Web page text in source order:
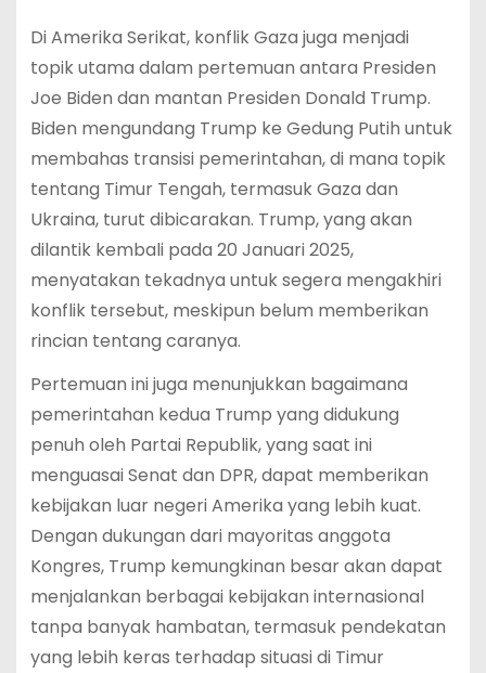
Di Amerika Serikat, konflik Gaza juga menjadi
topik utama dalam pertemuan antara Presiden
Joe Biden dan mantan Presiden Donald Trump.
Biden mengundang Trump ke Gedung Putih untuk
membahas transisi pemerintahan, di mana topik
tentang Timur Tengah, termasuk Gaza dan
Ukraina, turut dibicarakan. Trump, yang akan
dilantik kembali pada 20 Januari 2025,
menyatakan tekadnya untuk segera mengakhiri
konflik tersebut, meskipun belum memberikan
rincian tentang caranya.
Pertemuan ini juga menunjukkan bagaimana
pemerintahan kedua Trump yang didukung
penuh oleh Partai Republik, yang saat ini
menguasai Senat dan DPR, dapat memberikan
kebijakan luar negeri Amerika yang lebih kuat.
Dengan dukungan dari mayoritas anggota
Kongres, Trump kemungkinan besar akan dapat
menjalankan berbagai kebijakan internasional
tanpa banyak hambatan, termasuk pendekatan
yang lebih keras terhadap situasi di Timur